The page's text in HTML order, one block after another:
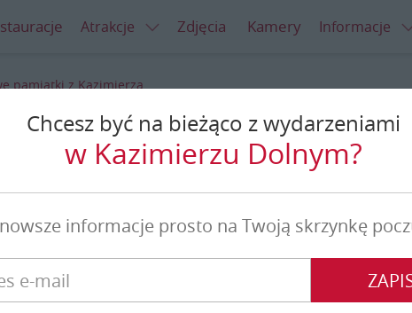
Atrakcje Zdjęcia Kamery Informacje
pamiątki z Kazimierza
z Kazimierza
Chcesz być na bieżąco z wydarzeniami
w Kazimierzu Dolnym?
informacje prosto na Twoją skrzynkę